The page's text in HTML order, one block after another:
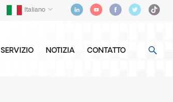
Italiano
SERVIZIO NOTIZIA CONTATTO